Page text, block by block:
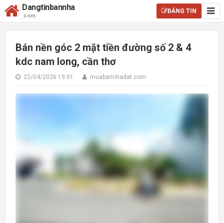
Dangtinbannha
.com
ĐĂNG TIN
Bán nền góc 2 mặt tiền đường số 2 & 4
kdc nam long, cần thơ
22/04/2026 19:01 muabannhadat.com